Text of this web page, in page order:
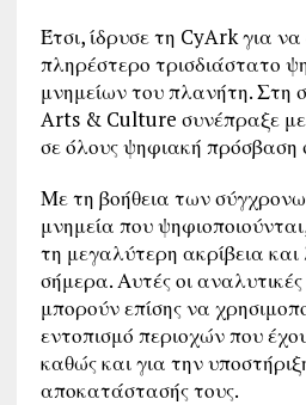
Έτσι, ίδρυσε τη CyArk για να
πληρέστερο τρισδιάστατο
μνημείων του πλανήτη. Στη
Arts & Culture συνέπραξε
σε όλους ψηφιακή πρόσβαση
Με τη βοήθεια των
μνημεία που
τη μεγαλύτερη ακρίβεια και
σήμερα. Αυτές οι αναλυτικές
μπορούν επίσης να
εντοπισμό περιοχών που
καθώς και για την
αποκατάστασής τους.